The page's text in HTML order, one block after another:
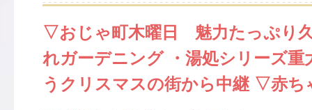
▽おじゃ町木曜日 魅力たっぷり
れガーデニング ・湯処シリーズ
うクリスマスの街から中継 ▽赤ち